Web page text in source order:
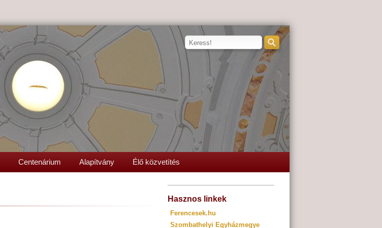
Centenárium Alapítvány Élő közvetítés
Hasznos linkek
Ferencesek.hu
Szombathelyi Egyházmegye